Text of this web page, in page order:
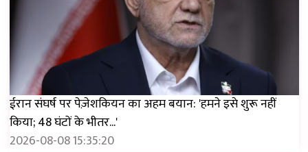
ईरान संघर्ष पर पेज़ेशकियन का अहम बयान: 'हमने इसे शुरू नहीं
किया; 48 घंटों के भीतर...'
2026-08-08 15:35:20